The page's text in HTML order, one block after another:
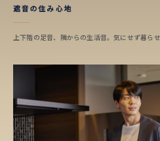
遮音の住み心地
上下階の足音、隣からの生活音。気にせず暮らせ